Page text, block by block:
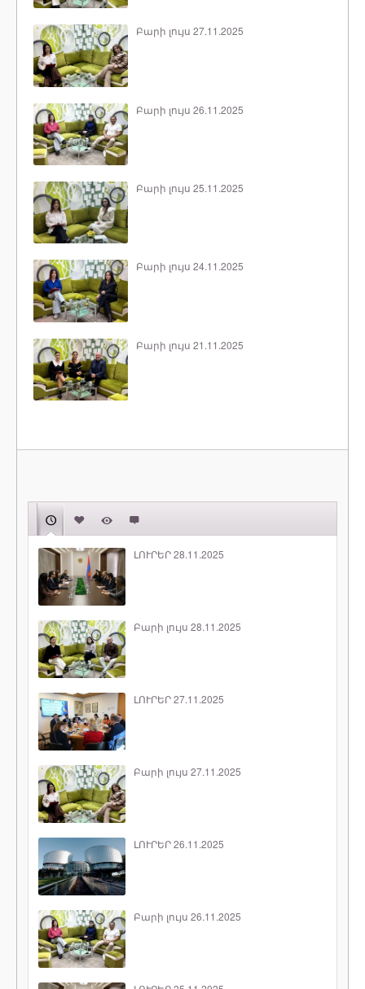
Բարի լույս 27.11.2025
Բարի լույս 26.11.2025
Բարի լույս 25.11.2025
Բարի լույս 24.11.2025
Բարի լույս 21.11.2025
ԼՈՒՐԵՐ 28.11.2025
Բարի լույս 28.11.2025
ԼՈՒՐԵՐ 27.11.2025
Բարի լույս 27.11.2025
ԼՈՒՐԵՐ 26.11.2025
Բարի լույս 26.11.2025